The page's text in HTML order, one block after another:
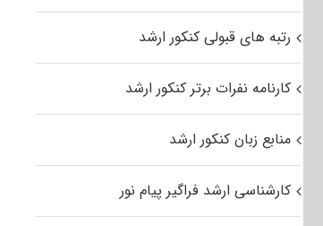
رتبه های قبولی کنکور ارشد
کارنامه نفرات برتر کنکور ارشد
منابع زبان کنکور ارشد
کارشناسی ارشد فراگیر پیام نور